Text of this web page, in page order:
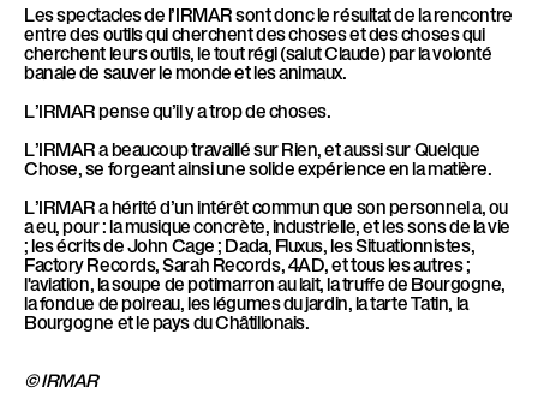
Les spectacles de l’IRMAR sont donc le résultat de la rencontre
entre des outils qui cherchent des choses et des choses qui
cherchent leurs outils, le tout régi (salut Claude) par la volonté
banale de sauver le monde et les animaux.
L’IRMAR pense qu’il y a trop de choses.
L’IRMAR a beaucoup travaillé sur Rien, et aussi sur Quelque
Chose, se forgeant ainsi une solide expérience en la matière.
L’IRMAR a hérité d’un intérêt commun que son personnel a, ou
a eu, pour : la musique concrète, industrielle, et les sons de la vie
; les écrits de John Cage ; Dada, Fluxus, les Situationnistes,
Factory Records, Sarah Records, 4AD, et tous les autres ;
l'aviation, la soupe de potimarron au lait, la truffe de Bourgogne,
la fondue de poireau, les légumes du jardin, la tarte Tatin, la
Bourgogne et le pays du Châtillonais.
© IRMAR